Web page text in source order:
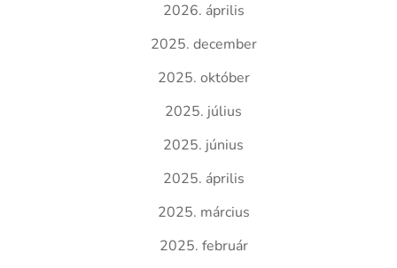
2026. április
2025. december
2025. október
2025. július
2025. június
2025. április
2025. március
2025. február